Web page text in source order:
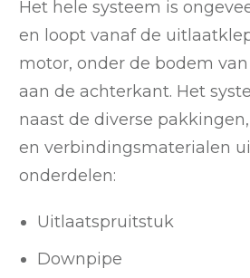
Het hele systeem is
en loopt vanaf de
motor, onder de bodem
aan de achterkant. Het
naast de diverse
en verbindingsmaterialen
onderdelen:
Uitlaatspruitstuk
Downpipe